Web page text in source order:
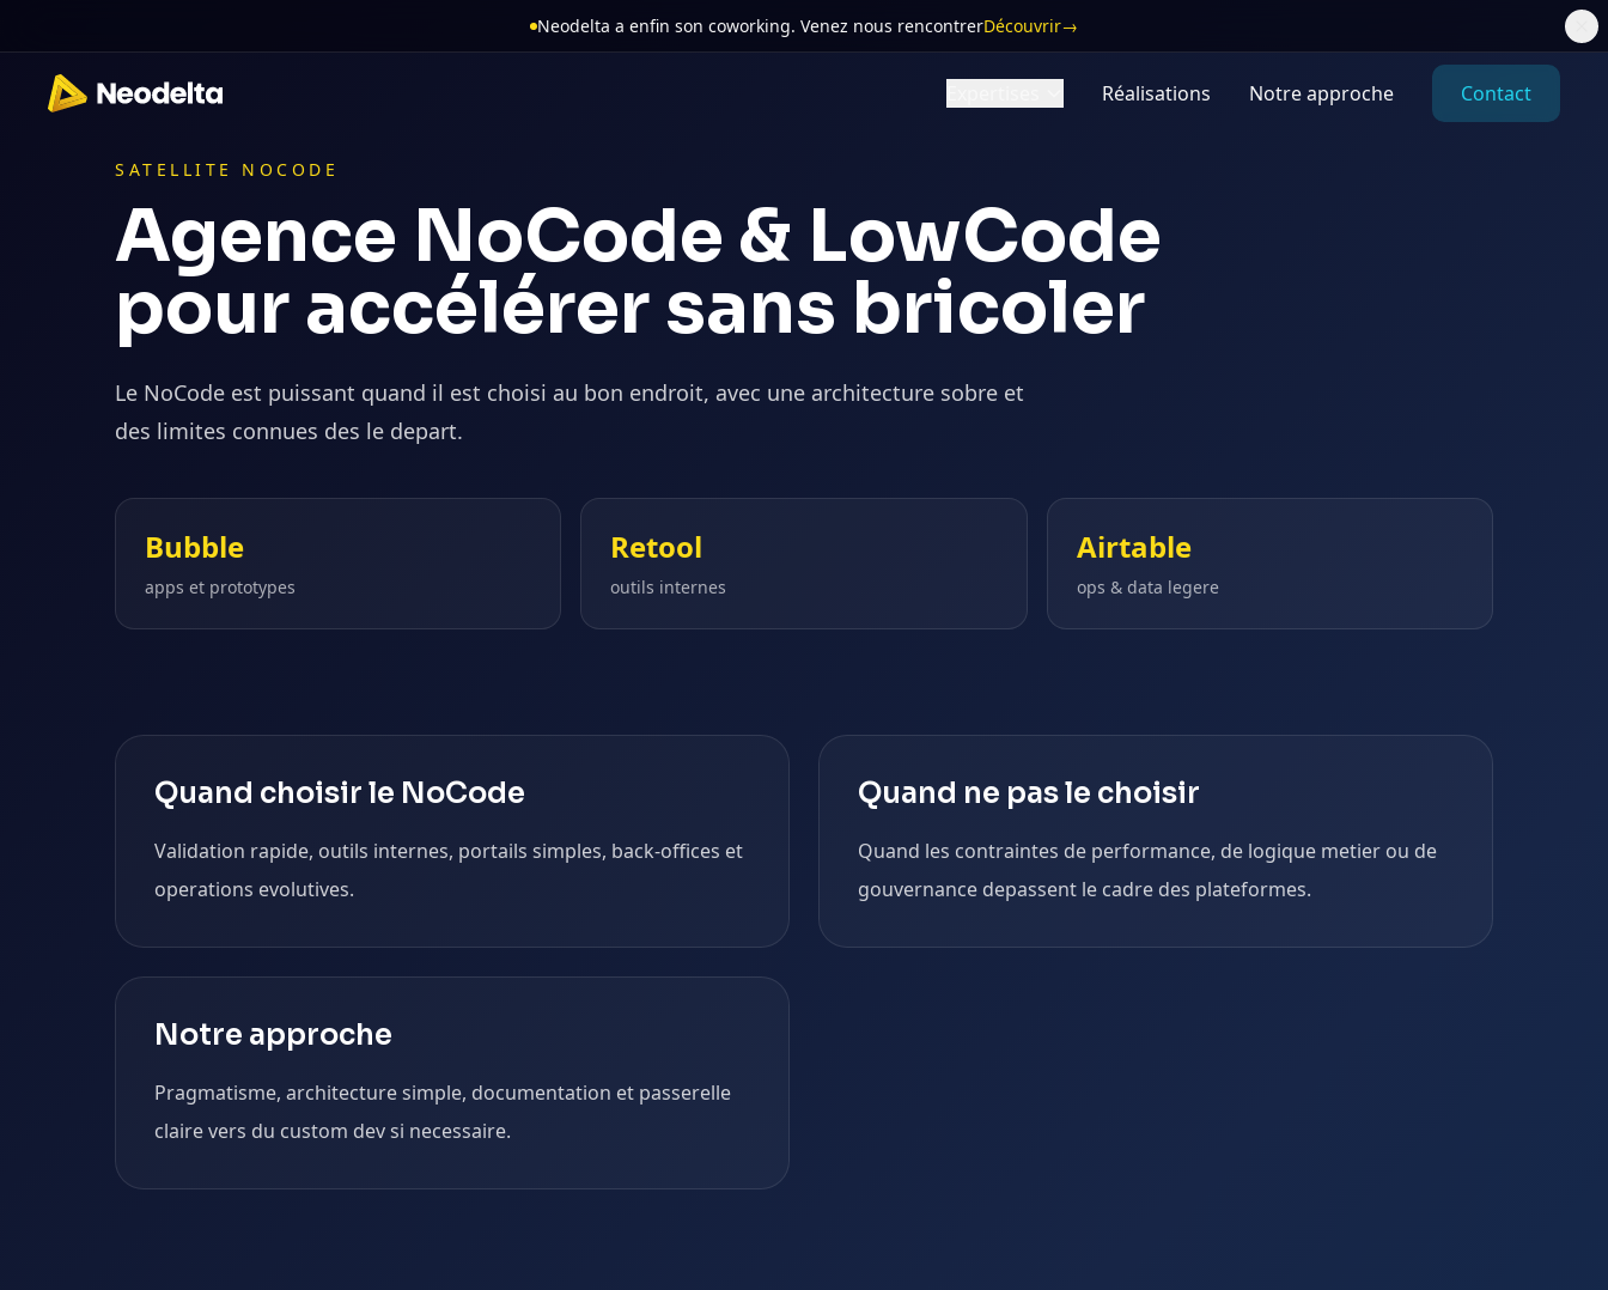
Neodelta a enfin son coworking. Venez nous rencontrerDécouvrir→
Réalisations Notre approche Contact
SATELLITE NOCODE
Agence NoCode & LowCode
pour accélérer sans bricoler
Le NoCode est puissant quand il est choisi au bon endroit, avec une architecture sobre et
des limites connues des le depart.
Bubble
apps et prototypes
Retool
outils internes
Airtable
ops & data legere
Quand choisir le NoCode
Validation rapide, outils internes, portails simples, back-offices et
operations evolutives.
Quand ne pas le choisir
Quand les contraintes de performance, de logique metier ou de
gouvernance depassent le cadre des plateformes.
Notre approche
Pragmatisme, architecture simple, documentation et passerelle
claire vers du custom dev si necessaire.